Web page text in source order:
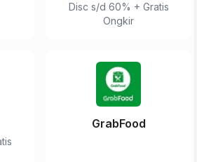
Disc s/d 60% + Gratis
Ongkir
GrabFood